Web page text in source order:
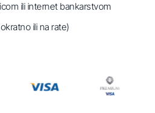
ili internet bankarstvom
ili na rate)